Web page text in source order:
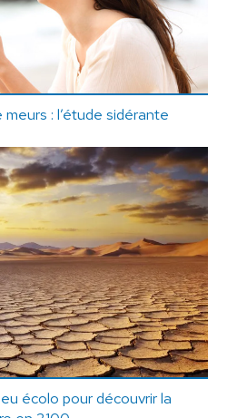
: l’étude sidérante
écolo pour découvrir la